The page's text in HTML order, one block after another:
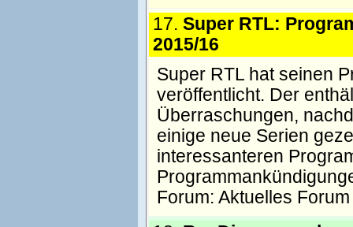
17. Super RTL:
2015/16
Super RTL hat seinen
veröffentlicht. Der
Überraschungen,
einige neue Serien
interessanteren
Forum: Aktuelles Forum